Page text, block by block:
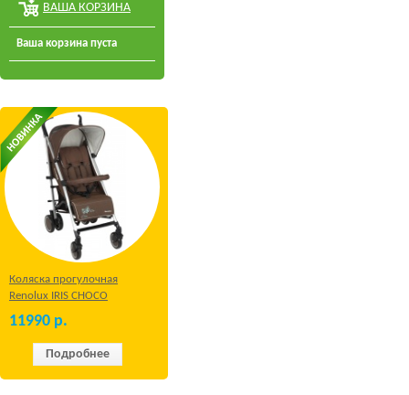
ВАША КОРЗИНА
Ваша корзина пуста
Коляска прогулочная
Renolux IRIS CHOCO
11990 р.
Подробнее